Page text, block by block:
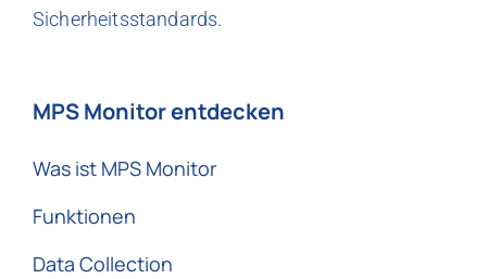
Sicherheitsstandards.
MPS Monitor entdecken
Was ist MPS Monitor
Funktionen
Data Collection